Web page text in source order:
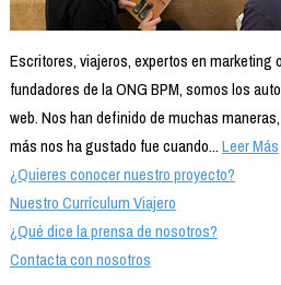
Escritores, viajeros, expertos en marketing
fundadores de la ONG BPM, somos los
web. Nos han definido de muchas
más nos ha gustado fue cuando...Leer Más
¿Quieres conocer nuestro proyecto?
Nuestro Currículum Viajero
¿Qué dice la prensa de nosotros?
Contacta con nosotros